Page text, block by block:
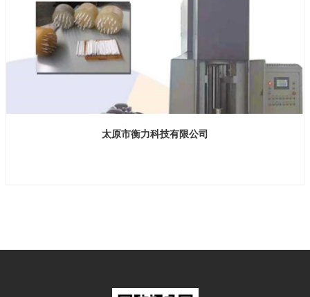
太原市衡力科技有限公司